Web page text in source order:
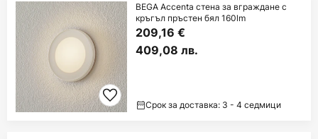
BEGA Accenta стена за вграждане с
кръгъл пръстен бял 160lm
209,16 €
409,08 лв.
Срок за доставка: 3 - 4 седмици